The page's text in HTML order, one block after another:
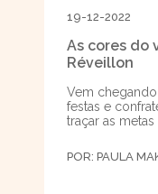
19-12-2022
As cores do
Réveillon
Vem
festas e
traçar as metas
POR: PAULA